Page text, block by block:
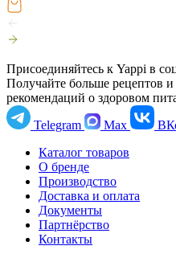
Присоединяйтесь к Yappi в
Получайте больше рецептов
рекомендаций о здоровом
Telegram
Max
Каталог товаров
О бренде
Производство
Доставка и оплата
Документы
Партнёрство
Контакты